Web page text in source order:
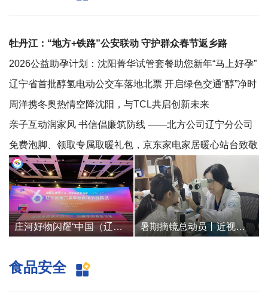
牡丹江：“地方+铁路”公安联动 守护群众春节返乡路
2026公益助孕计划：沈阳菁华试管套餐助您新年“马上好孕”
辽宁省首批醇氢电动公交车落地北票 开启绿色交通“醇”净时
代
周洋携冬奥热情空降沈阳，与TCL共启创新未来
亲子互动润家风 书信倡廉筑防线 ——北方公司辽宁分公司
开展家庭助廉活动深化节前廉洁教育
免费泡脚、领取专属取暖礼包，京东家电家居暖心站台致敬
大连一线劳动者
庄河好物闪耀“中国（辽宁）品质电商合作交流活动周”暨“辽宁省第六届电商直播节”、数字赋能县域经济新跨越 暑期摘镜总动员丨近视手术“避坑”指南
食品安全